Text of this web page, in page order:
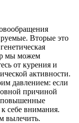
Вторые это
мы можем
от курения и
активности.
давлением: если
причиной
повышенные
себе внимания.
вылечить.